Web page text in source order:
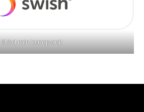
Stöd min kampanj!